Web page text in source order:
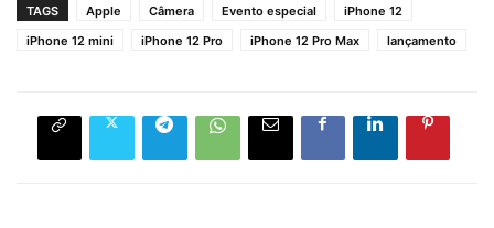
TAGS Apple Câmera Evento especial
iPhone 12
iPhone 12 mini
iPhone 12 Pro iPhone 12 Pro Max lançamento